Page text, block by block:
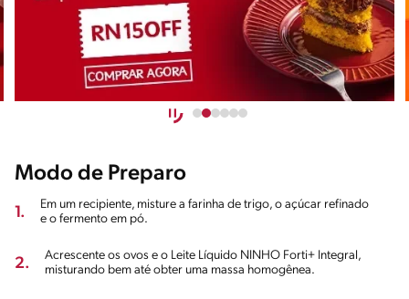
Modo de Preparo
1.
Em um recipiente, misture a farinha de trigo, o açúcar refinado
e o fermento em pó.
2.
Acrescente os ovos e o Leite Líquido NINHO Forti+ Integral,
misturando bem até obter uma massa homogênea.